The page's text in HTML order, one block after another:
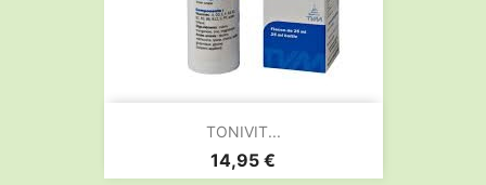
TONIVIT...
Prix
14,95 €